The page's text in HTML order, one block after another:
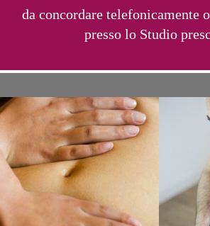
da concordare telefonicamente
presso lo Studio